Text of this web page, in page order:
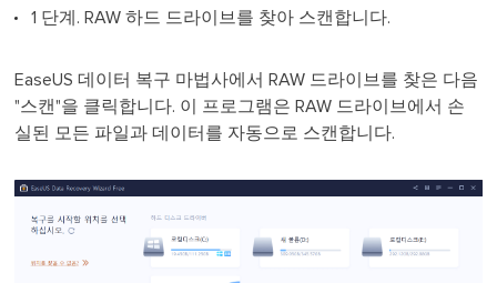
1 단계. RAW 하드 드라이브를 찾아 스캔합니다.
EaseUS 데이터 복구 마법사에서 RAW 드라이브를 찾은 다음
"스캔"을 클릭합니다. 이 프로그램은 RAW 드라이브에서 손
실된 모든 파일과 데이터를 자동으로 스캔합니다.